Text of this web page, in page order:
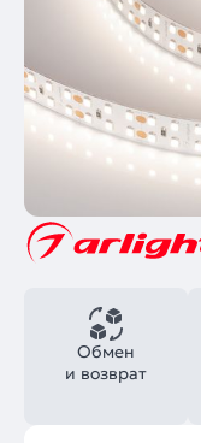
Обмен
и возврат